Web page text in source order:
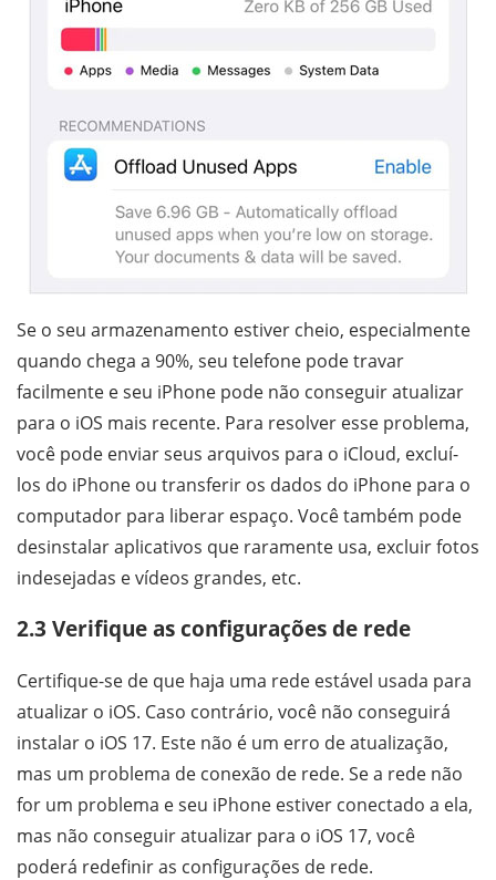
Se o seu armazenamento estiver cheio, especialmente
quando chega a 90%, seu telefone pode travar
facilmente e seu iPhone pode não conseguir atualizar
para o iOS mais recente. Para resolver esse problema,
você pode enviar seus arquivos para o iCloud, excluí-
los do iPhone ou transferir os dados do iPhone para o
computador para liberar espaço. Você também pode
desinstalar aplicativos que raramente usa, excluir fotos
indesejadas e vídeos grandes, etc.
2.3 Verifique as configurações de rede
Certifique-se de que haja uma rede estável usada para
atualizar o iOS. Caso contrário, você não conseguirá
instalar o iOS 17. Este não é um erro de atualização,
mas um problema de conexão de rede. Se a rede não
for um problema e seu iPhone estiver conectado a ela,
mas não conseguir atualizar para o iOS 17, você
poderá redefinir as configurações de rede.